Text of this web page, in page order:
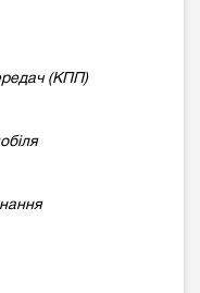
(КПП)